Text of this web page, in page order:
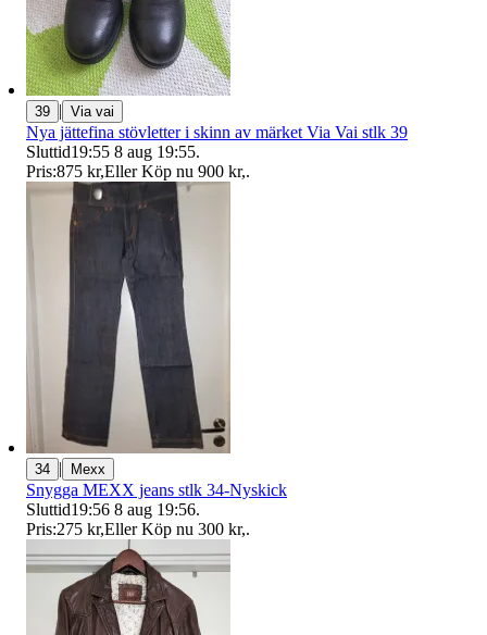
39 | Via vai
Nya jättefina stövletter i skinn av märket Via Vai stlk 39
Sluttid19:55 8 aug 19:55.
Pris:875 kr,Eller Köp nu 900 kr,.
34 | Mexx
Snygga MEXX jeans stlk 34-Nyskick
Sluttid19:56 8 aug 19:56.
Pris:275 kr,Eller Köp nu 300 kr,.